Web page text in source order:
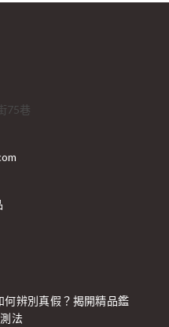
75巷
何辨別真假？揭開精品鑑
法